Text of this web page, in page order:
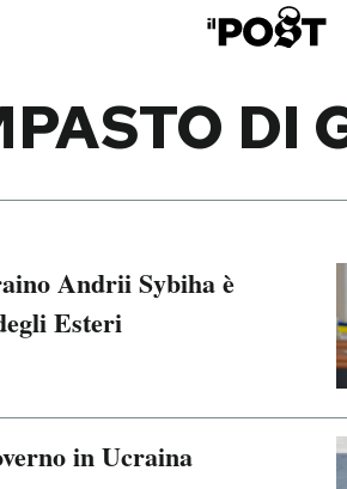
DI
Andrii Sybiha è
Esteri
in Ucraina